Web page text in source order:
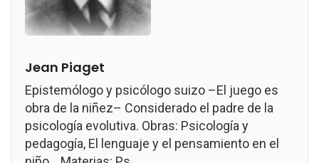
Jean Piaget
Epistemólogo y psicólogo suizo –El juego es
obra de la niñez– Considerado el padre de la
psicología evolutiva. Obras: Psicología y
pedagogía, El lenguaje y el pensamiento en el